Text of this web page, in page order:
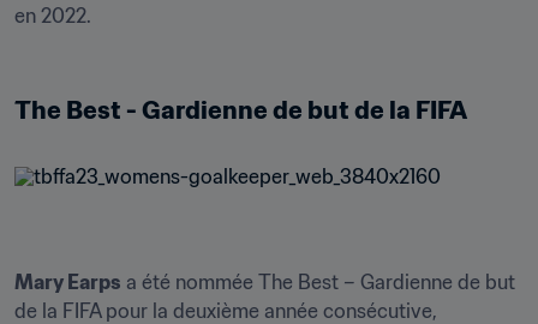
en 2022.
The Best - Gardienne de but de la FIFA
Mary Earps a été nommée The Best – Gardienne de but
de la FIFA pour la deuxième année consécutive,